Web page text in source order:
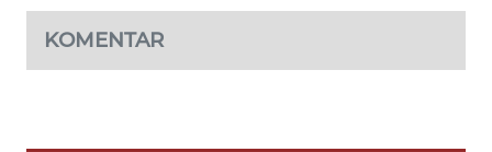
KOMENTAR
OTOMOTIF